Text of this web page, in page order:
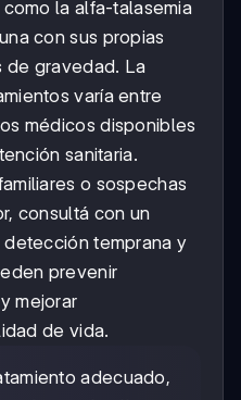
la alfa-talasemia
con sus propias
de gravedad. La
varía entre
médicos disponibles
sanitaria.
o sospechas
consultá con un
temprana y
prevenir
mejorar
de vida.
adecuado,